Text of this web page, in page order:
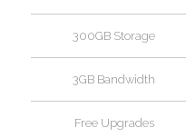
300GB Storage
3GB Bandwidth
Free Upgrades